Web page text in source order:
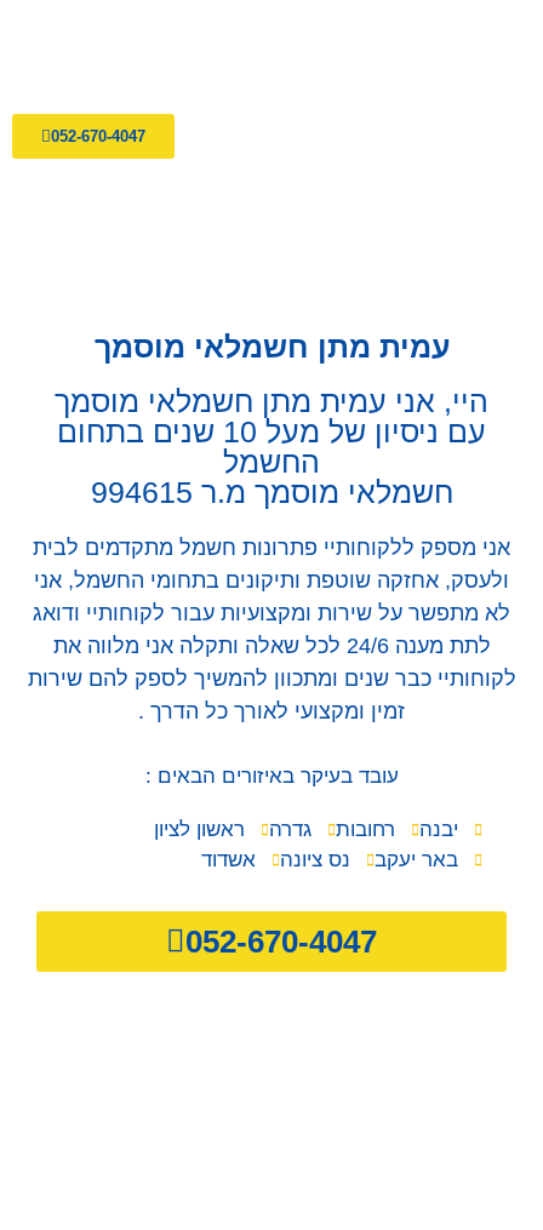
052-670-4047
עמית מתן חשמלאי מוסמך
היי, אני עמית מתן חשמלאי מוסמך
עם ניסיון של מעל 10 שנים בתחום
החשמל
חשמלאי מוסמך מ.ר 994615
אני מספק ללקוחותיי פתרונות חשמל מתקדמים לבית
ולעסק, אחזקה שוטפת ותיקונים בתחומי החשמל, אני
לא מתפשר על שירות ומקצועיות עבור לקוחותיי ודואג
לתת מענה 24/6 לכל שאלה ותקלה אני מלווה את
לקוחותיי כבר שנים ומתכוון להמשיך לספק להם שירות
זמין ומקצועי לאורך כל הדרך .
עובד בעיקר באיזורים הבאים :
יבנה רחובות גדרה
ראשון לציון
באר יעקב
נס ציונה אשדוד
052-670-4047